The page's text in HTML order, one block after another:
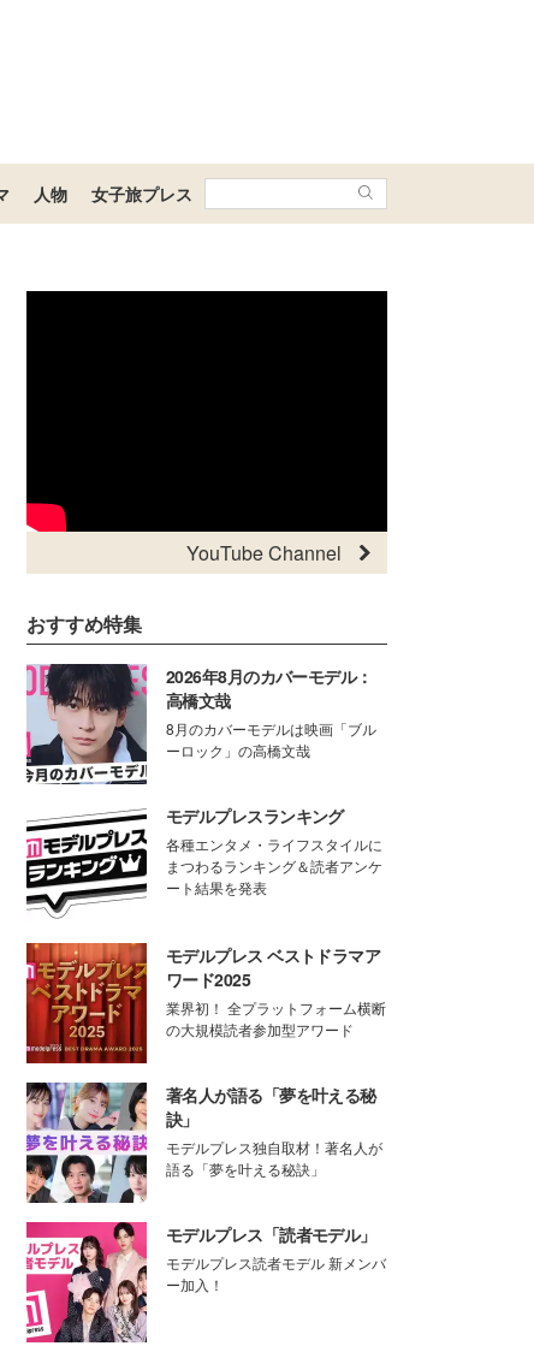
人物 女子旅プレス
YouTube Channel
おすすめ特集
2026年8月のカバーモデル：
高橋文哉
8月のカバーモデルは映画「ブル
ーロック」の高橋文哉
モデルプレスランキング
各種エンタメ・ライフスタイルに
まつわるランキング＆読者アンケ
ート結果を発表
モデルプレス ベストドラマア
ワード2025
業界初！ 全プラットフォーム横断
の大規模読者参加型アワード
著名人が語る「夢を叶える秘
訣」
モデルプレス独自取材！著名人が
語る「夢を叶える秘訣」
モデルプレス「読者モデル」
モデルプレス読者モデル 新メンバ
ー加入！